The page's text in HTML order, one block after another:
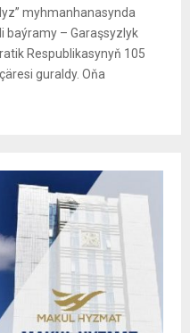
myhmanhanasynda
baýramy – Garaşsyzlyk
Respublikasynyň 105
guraldy. Oňa